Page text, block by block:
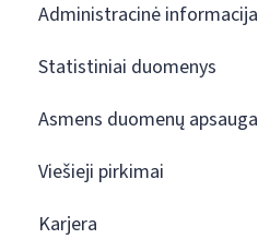
Administracinė informacija
Statistiniai duomenys
Asmens duomenų apsauga
Viešieji pirkimai
Karjera